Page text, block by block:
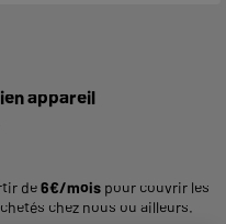
appareil
de6€/mois pour couvrir les
chez nous ou ailleurs.